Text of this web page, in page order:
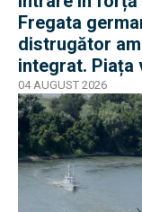
Fregata
distrugător
integrat. Piața
Rheinmetall
04 AUGUST 2026